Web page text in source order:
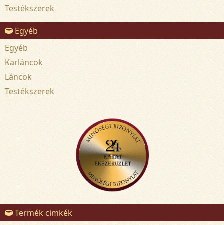
Testékszerek
Egyéb
Egyéb
Karláncok
Láncok
Testékszerek
Termék cimkék